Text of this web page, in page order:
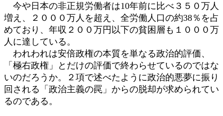
今や日本の非正規労働者は10年前に比べ３５０万人
増え、２０００万人を超え、全労働人口の約38％を占
めており、年収２００万円以下の貧困層も１０００万
人に達している。
われわれは安倍政権の本質を単なる政治的評価、
「極右政権」とだけの評価で終わらせているのではな
いのだろうか。２項で述べたように政治的悪夢に振り
回される「政治主義の罠」からの脱却が求められてい
るのである。